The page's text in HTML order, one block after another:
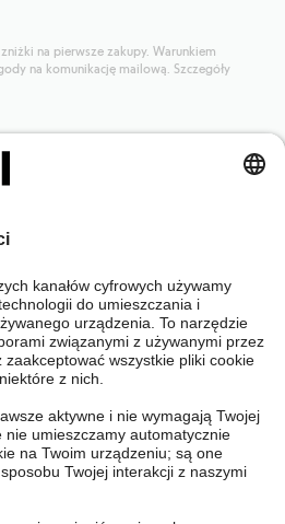
na pierwsze zakupy. Warunkiem
na komunikację mailową. Szczegóły